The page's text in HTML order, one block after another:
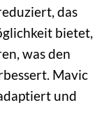
das
bietet,
was den
Mavic
und